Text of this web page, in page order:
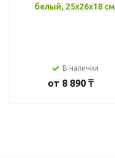
белый, 25x26x18 см
В наличии
от 8 890 ₸